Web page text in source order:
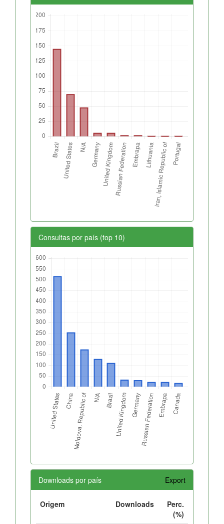
Consultas por país (top 10)
Downloads por país Export
Origem Downloads
Perc.
(%)